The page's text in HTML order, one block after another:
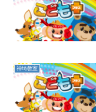
神埼教室